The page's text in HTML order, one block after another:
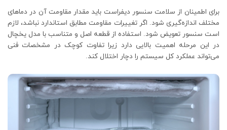
برای اطمینان از سلامت سنسور دیفراست باید مقدار مقاومت آن در دماهای
مختلف اندازه‌گیری شود. اگر تغییرات مقاومت مطابق استاندارد نباشد، لازم
است سنسور تعویض شود. استفاده از قطعه اصل و متناسب با مدل یخچال
در این مرحله اهمیت بالایی دارد زیرا تفاوت کوچک در مشخصات فنی
می‌تواند عملکرد کل سیستم را دچار اختلال کند.